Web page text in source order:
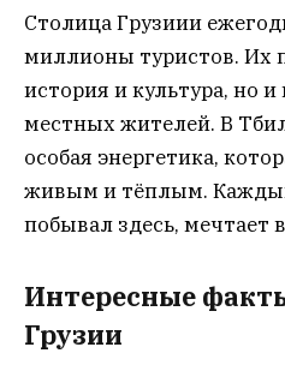
Столица Грузиии
миллионы туристов. Их
история и культура, но
местных жителей. В
особая энергетика,
живым и тёплым.
побывал здесь, мечтает
Интересные
Грузии